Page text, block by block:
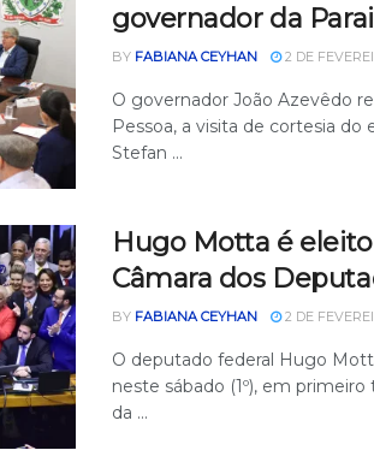
governador da
BY FABIANA CEYHAN 2 DE
O governador João Azevêdo
Pessoa, a visita de cortesia do
Stefan ...
Hugo Motta é
Câmara dos
BY FABIANA CEYHAN 2 DE
O deputado federal Hugo
neste sábado (1º), em
da ...